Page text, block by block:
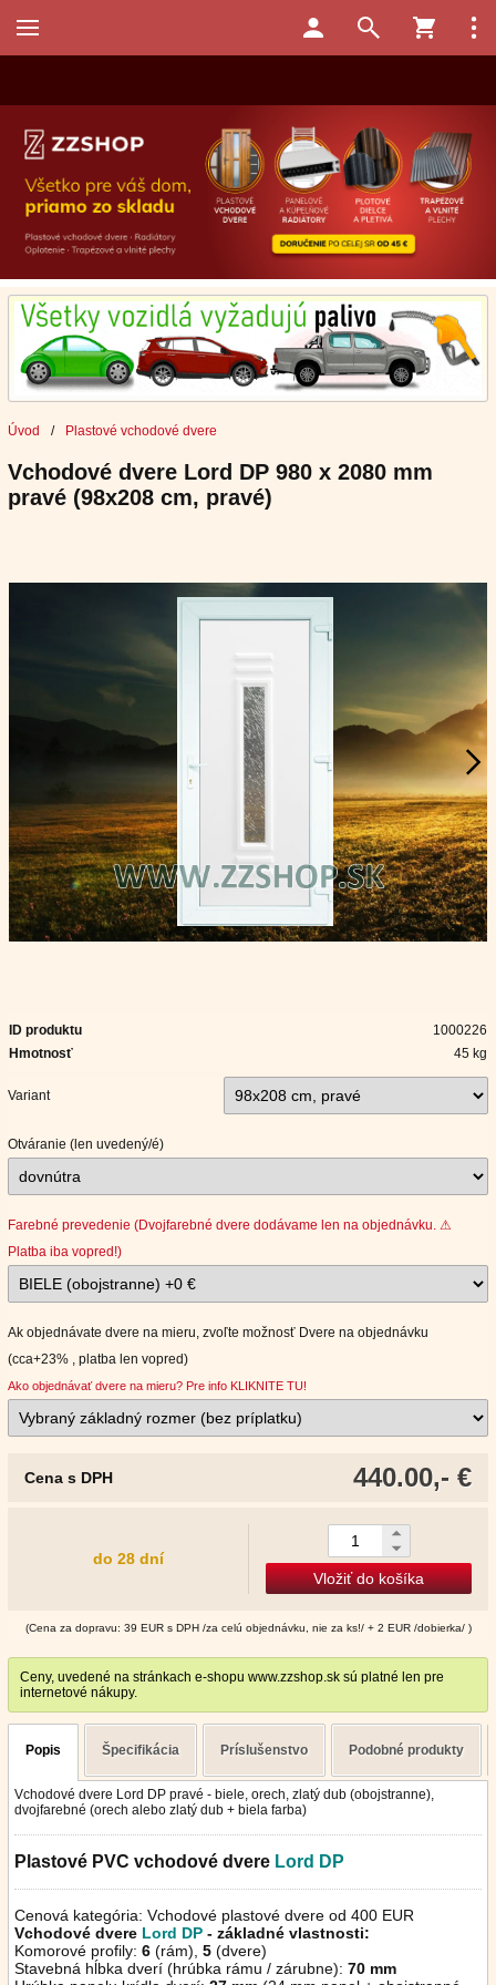
Úvod / Plastové vchodové dvere
Vchodové dvere Lord DP 980 x 2080 mm
pravé (98x208 cm, pravé)
ID produktu
1000226
Hmotnosť
45 kg
Variant
Otváranie (len uvedený/é)
Farebné prevedenie (Dvojfarebné dvere dodávame len na objednávku. ⚠
Platba iba vopred!)
Ak objednávate dvere na mieru, zvoľte možnosť Dvere na objednávku
(cca+23% , platba len vopred)
Ako objednávať dvere na mieru? Pre info KLIKNITE TU!
440.00,- €
Cena s DPH
do 28 dní
Vložiť do košíka
(Cena za dopravu: 39 EUR s DPH /za celú objednávku, nie za ks!/ + 2 EUR /dobierka/ )
Ceny, uvedené na stránkach e-shopu www.zzshop.sk sú platné len pre
internetové nákupy.
Popis Špecifikácia Príslušenstvo Podobné produkty
Vchodové dvere Lord DP pravé - biele, orech, zlatý dub (obojstranne),
dvojfarebné (orech alebo zlatý dub + biela farba)
Plastové PVC vchodové dvere Lord DP
Cenová kategória: Vchodové plastové dvere od 400 EUR
Vchodové dvere Lord DP - základné vlastnosti:
Komorové profily: 6 (rám), 5 (dvere)
Stavebná hĺbka dverí (hrúbka rámu / zárubne): 70 mm